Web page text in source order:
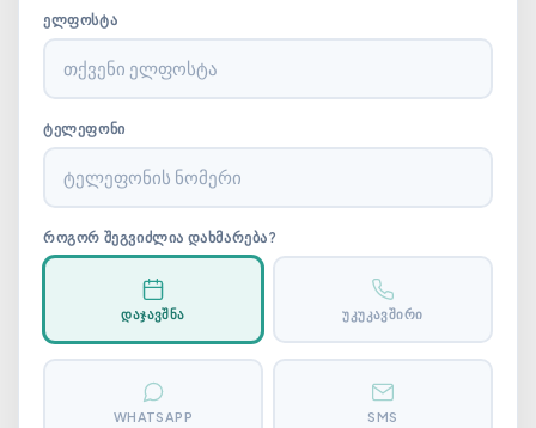
ᲔᲚᲤᲝᲡᲢᲐ
ᲢᲔᲚᲔᲤᲝᲜᲘ
ᲠᲝᲒᲝᲠ ᲨᲔᲒᲕᲘᲫᲚᲘᲐ ᲓᲐᲮᲛᲐᲠᲔᲑᲐ?
ᲓᲐᲯᲐᲕᲨᲜᲐ ᲣᲙᲣᲙᲐᲕᲨᲘᲠᲘ
WHATSAPP SMS